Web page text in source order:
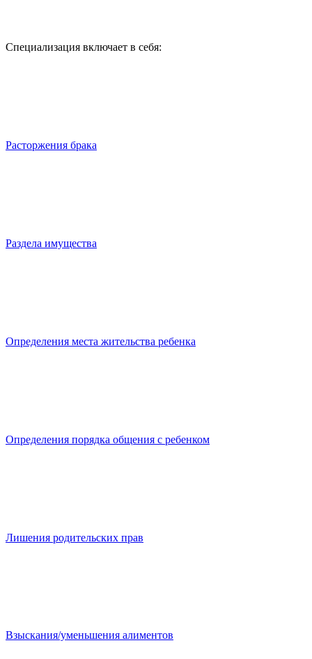
Специализация включает в себя:
Расторжения брака
Раздела имущества
Определения места жительства ребенка
Определения порядка общения с ребенком
Лишения родительских прав
Взыскания/уменьшения алиментов